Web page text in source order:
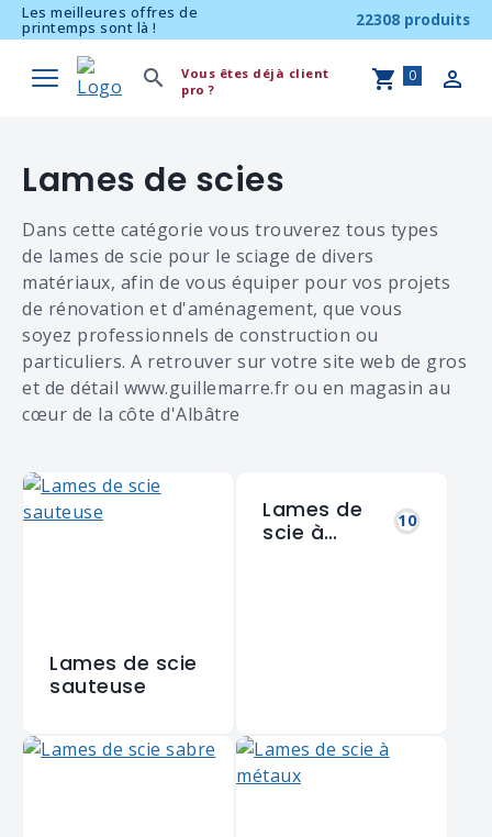
Les meilleures offres de
printemps sont là ! 22308 produits
Vous êtes déjà client
pro ?
0
Lames de scies
Dans cette catégorie vous trouverez tous types
de lames de scie pour le sciage de divers
matériaux, afin de vous équiper pour vos projets
de rénovation et d'aménagement, que vous
soyez professionnels de construction ou
particuliers. A retrouver sur votre site web de gros
et de détail www.guillemarre.fr ou en magasin au
cœur de la côte d'Albâtre
Lames de scie
sauteuse
Lames de
scie à
10